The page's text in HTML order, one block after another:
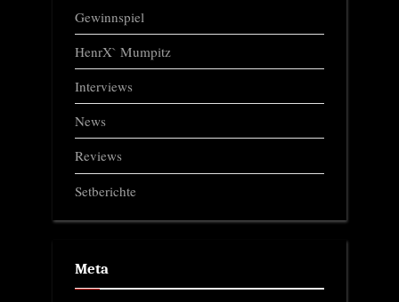
Gewinnspiel
HenrX` Mumpitz
Interviews
News
Reviews
Setberichte
Meta